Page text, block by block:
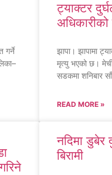
गर्ने
ट्याक्टर
झापा। झापामा
मृत्यु भएको छ।
सडकमा शनिबार
READ MORE »
नदिमा
बिरामी